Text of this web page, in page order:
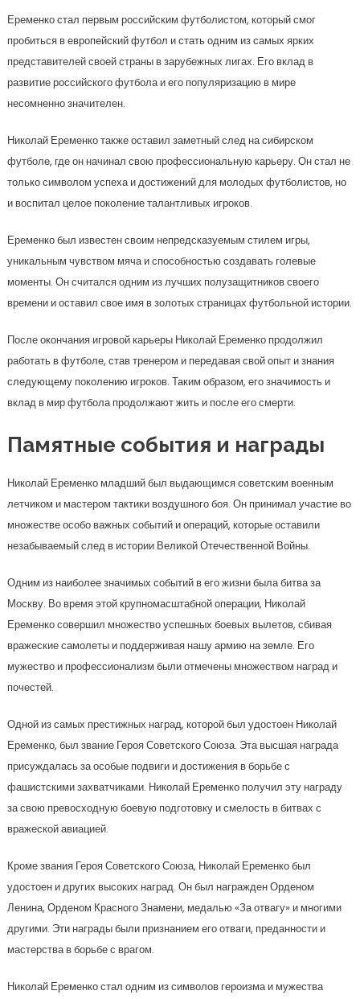
Еременко стал первым российским футболистом, который смог
пробиться в европейский футбол и стать одним из самых ярких
представителей своей страны в зарубежных лигах. Его вклад в
развитие российского футбола и его популяризацию в мире
несомненно значителен.
Николай Еременко также оставил заметный след на сибирском
футболе, где он начинал свою профессиональную карьеру. Он стал не
только символом успеха и достижений для молодых футболистов, но
и воспитал целое поколение талантливых игроков.
Еременко был известен своим непредсказуемым стилем игры,
уникальным чувством мяча и способностью создавать голевые
моменты. Он считался одним из лучших полузащитников своего
времени и оставил свое имя в золотых страницах футбольной истории.
После окончания игровой карьеры Николай Еременко продолжил
работать в футболе, став тренером и передавая свой опыт и знания
следующему поколению игроков. Таким образом, его значимость и
вклад в мир футбола продолжают жить и после его смерти.
Памятные события и награды
Николай Еременко младший был выдающимся советским военным
летчиком и мастером тактики воздушного боя. Он принимал участие во
множестве особо важных событий и операций, которые оставили
незабываемый след в истории Великой Отечественной Войны.
Одним из наиболее значимых событий в его жизни была битва за
Москву. Во время этой крупномасштабной операции, Николай
Еременко совершил множество успешных боевых вылетов, сбивая
вражеские самолеты и поддерживая нашу армию на земле. Его
мужество и профессионализм были отмечены множеством наград и
почестей.
Одной из самых престижных наград, которой был удостоен Николай
Еременко, был звание Героя Советского Союза. Эта высшая награда
присуждалась за особые подвиги и достижения в борьбе с
фашистскими захватчиками. Николай Еременко получил эту награду
за свою превосходную боевую подготовку и смелость в битвах с
вражеской авиацией.
Кроме звания Героя Советского Союза, Николай Еременко был
удостоен и других высоких наград. Он был награжден Орденом
Ленина, Орденом Красного Знамени, медалью «За отвагу» и многими
другими. Эти награды были признанием его отваги, преданности и
мастерства в борьбе с врагом.
Николай Еременко стал одним из символов героизма и мужества